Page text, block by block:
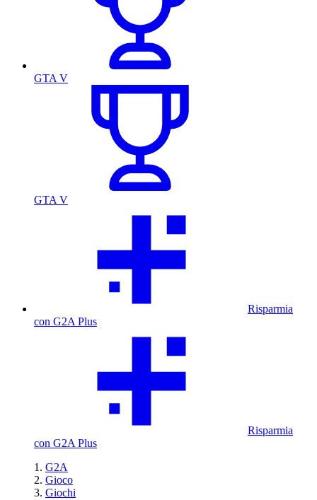
GTA V
GTA V
Risparmia
con G2A Plus
Risparmia
con G2A Plus
G2A
Gioco
Giochi